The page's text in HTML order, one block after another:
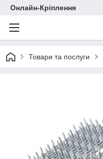
Онлайн-Кріплення
Товари та послуги